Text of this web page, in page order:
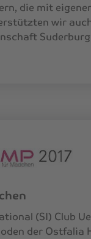
die mit
wir
(SI) Club
der Ostfalia